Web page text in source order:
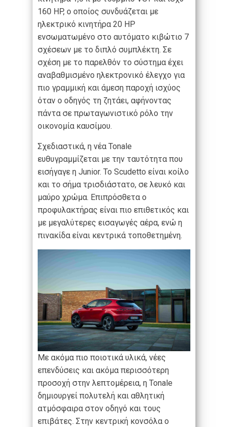
160 HP, ο οποίος συνδυάζεται με
ηλεκτρικό κινητήρα 20 HP
ενσωματωμένο στο αυτόματο κιβώτιο 7
σχέσεων με το διπλό συμπλέκτη. Σε
σχέση με το παρελθόν το σύστημα έχει
αναβαθμισμένο ηλεκτρονικό έλεγχο για
πιο γραμμική και άμεση παροχή ισχύος
όταν ο οδηγός τη ζητάει, αφήνοντας
πάντα σε πρωταγωνιστικό ρόλο την
οικονομία καυσίμου.
Σχεδιαστικά, η νέα Tonale
ευθυγραμμίζεται με την ταυτότητα που
εισήγαγε η Junior. Το Scudetto είναι κοίλο
και το σήμα τρισδιάστατο, σε λευκό και
μαύρο χρώμα. Επιπρόσθετα ο
προφυλακτήρας είναι πιο επιθετικός και
με μεγαλύτερες εισαγωγές αέρα, ενώ η
πινακίδα είναι κεντρικά τοποθετημένη.
Με ακόμα πιο ποιοτικά υλικά, νέες
επενδύσεις και ακόμα περισσότερη
προσοχή στην λεπτομέρεια, η Tonale
δημιουργεί πολυτελή και αθλητική
ατμόσφαιρα στον οδηγό και τους
επιβάτες. Στην κεντρική κονσόλα ο